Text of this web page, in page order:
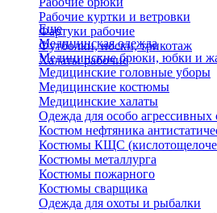
Рабочие куртки и ветровки
Фартуки рабочие
Футболки, носки, трикотаж
Халаты рабочие
Еще
Медицинская одежда
Медицинские брюки, юбки и
Медицинские головные уборы
Медицинские костюмы
Медицинские халаты
Одежда для особо агрессивных
Костюм нефтяника
Костюмы КЩС
Костюмы металлурга
Костюмы пожарного
Костюмы сварщика
Одежда для охоты и рыбалки